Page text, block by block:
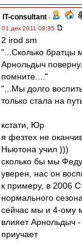
IT-consultant -
01 дек 2011 08:35
2 irod sm
"...Сколько братцы
Арнольдыч
помните...."
"...Мы долго
только стала на
кстати, Юр
я фезтех не
Ньютона учил )))
сколько бы мы
уверен, нас он
к примеру, в 2006
нормального
сейчас мы и 4-ому
влияет Арнольдыч -
приучает